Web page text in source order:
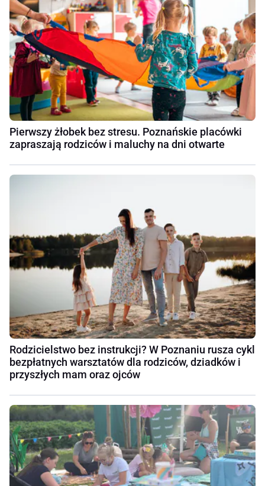
Pierwszy żłobek bez stresu. Poznańskie placówki
zapraszają rodziców i maluchy na dni otwarte
Rodzicielstwo bez instrukcji? W Poznaniu rusza cykl
bezpłatnych warsztatów dla rodziców, dziadków i
przyszłych mam oraz ojców